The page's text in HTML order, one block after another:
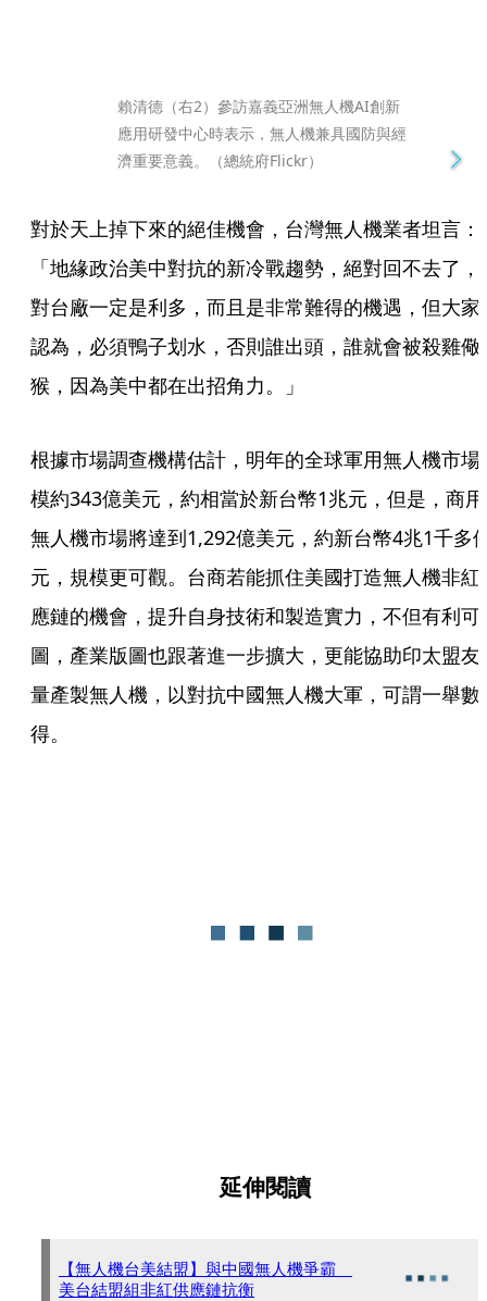
賴清德（右2）參訪嘉義亞洲無人機AI創新
應用研發中心時表示，無人機兼具國防與經
濟重要意義。（總統府Flickr）
對於天上掉下來的絕佳機會，台灣無人機業者坦言：
「地緣政治美中對抗的新冷戰趨勢，絕對回不去了，
對台廠一定是利多，而且是非常難得的機遇，但大家
認為，必須鴨子划水，否則誰出頭，誰就會被殺雞儆
猴，因為美中都在出招角力。」
根據市場調查機構估計，明年的全球軍用無人機市場
模約343億美元，約相當於新台幣1兆元，但是，商用
無人機市場將達到1,292億美元，約新台幣4兆1千多
元，規模更可觀。台商若能抓住美國打造無人機非紅
應鏈的機會，提升自身技術和製造實力，不但有利可
圖，產業版圖也跟著進一步擴大，更能協助印太盟友
量產製無人機，以對抗中國無人機大軍，可謂一舉數
得。
延伸閱讀
【無人機台美結盟】與中國無人機爭霸
美台結盟組非紅供應鏈抗衡